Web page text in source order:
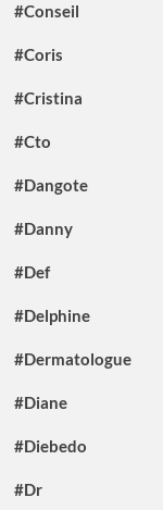
#Conseil
#Coris
#Cristina
#Cto
#Dangote
#Danny
#Def
#Delphine
#Dermatologue
#Diane
#Diebedo
#Dr